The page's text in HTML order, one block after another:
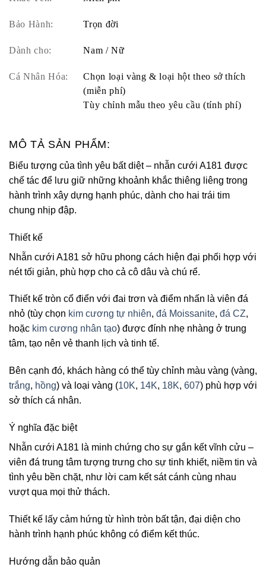
Bảo Hành: Trọn đời
Dành cho: Nam / Nữ
Cá Nhân Hóa:
Chọn loại vàng & loại hột theo sở thích
(miễn phí)
Tùy chỉnh mẫu theo yêu cầu (tính phí)
MÔ TẢ SẢN PHẨM:
Biểu tượng của tình yêu bất diệt – nhẫn cưới A181 được
chế tác để lưu giữ những khoảnh khắc thiêng liêng trong
hành trình xây dựng hạnh phúc, dành cho hai trái tim
chung nhịp đập.
Thiết kế
Nhẫn cưới A181 sở hữu phong cách hiện đại phối hợp với
nét tối giản, phù hợp cho cả cô dâu và chú rể.
Thiết kế tròn cổ điển với đai trơn và điểm nhấn là viên đá
nhỏ (tùy chọn kim cương tự nhiên, đá Moissanite, đá CZ,
hoặc kim cương nhân tạo) được đính nhẹ nhàng ở trung
tâm, tạo nên vẻ thanh lịch và tinh tế.
Bên cạnh đó, khách hàng có thể tùy chỉnh màu vàng (vàng,
trắng, hồng) và loại vàng (10K, 14K, 18K, 607) phù hợp với
sở thích cá nhân.
Ý nghĩa đặc biệt
Nhẫn cưới A181 là minh chứng cho sự gắn kết vĩnh cửu –
viên đá trung tâm tượng trưng cho sự tinh khiết, niềm tin và
tình yêu bền chặt, như lời cam kết sát cánh cùng nhau
vượt qua mọi thử thách.
Thiết kế lấy cảm hứng từ hình tròn bất tận, đại diện cho
hành trình hạnh phúc không có điểm kết thúc.
Hướng dẫn bảo quản